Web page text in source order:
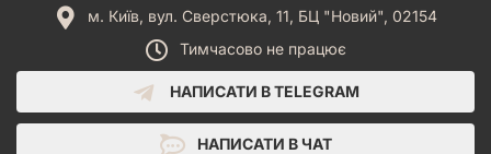
м. Київ, вул. Сверстюка, 11, БЦ "Новий", 02154
Тимчасово не працює
НАПИСАТИ В TELEGRAM
НАПИСАТИ В ЧАТ